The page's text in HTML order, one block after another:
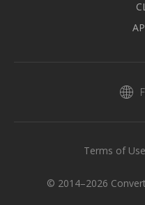
© 2014–2026
Terms of Use